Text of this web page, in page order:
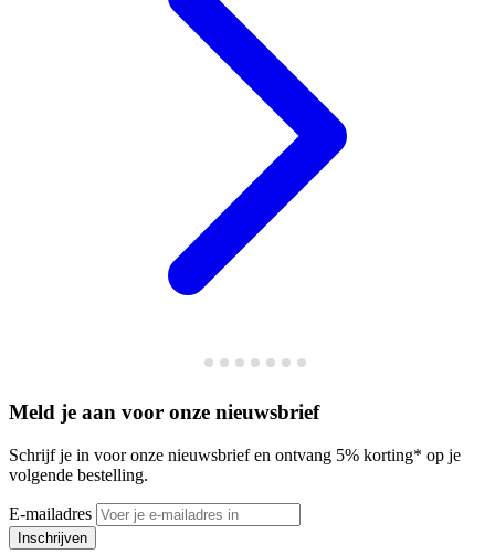
Meld je aan voor onze nieuwsbrief
Schrijf je in voor onze nieuwsbrief en ontvang 5% korting* op je
volgende bestelling.
E-mailadres
Inschrijven